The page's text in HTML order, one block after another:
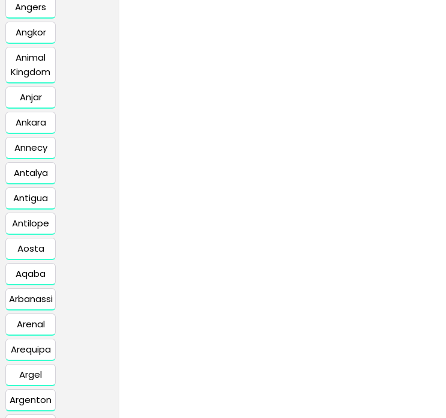
Angers
Angkor
Animal
Kingdom
Anjar
Ankara
Annecy
Antalya
Antigua
Antilope
Aosta
Aqaba
Arbanassi
Arenal
Arequipa
Argel
Argenton